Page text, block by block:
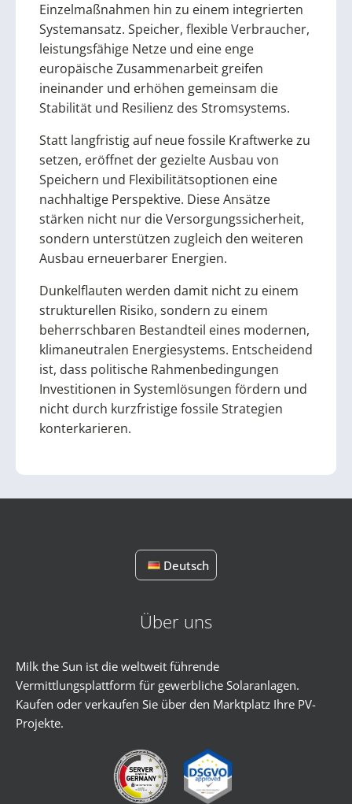
Einzelmaßnahmen hin zu einem integrierten
Systemansatz. Speicher, flexible Verbraucher,
leistungsfähige Netze und eine enge
europäische Zusammenarbeit greifen
ineinander und erhöhen gemeinsam die
Stabilität und Resilienz des Stromsystems.
Statt langfristig auf neue fossile Kraftwerke zu
setzen, eröffnet der gezielte Ausbau von
Speichern und Flexibilitätsoptionen eine
nachhaltige Perspektive. Diese Ansätze
stärken nicht nur die Versorgungssicherheit,
sondern unterstützen zugleich den weiteren
Ausbau erneuerbarer Energien.
Dunkelflauten werden damit nicht zu einem
strukturellen Risiko, sondern zu einem
beherrschbaren Bestandteil eines modernen,
klimaneutralen Energiesystems. Entscheidend
ist, dass politische Rahmenbedingungen
Investitionen in Systemlösungen fördern und
nicht durch kurzfristige fossile Strategien
konterkarieren.
Deutsch
Über uns
Milk the Sun ist die weltweit führende
Vermittlungsplattform für gewerbliche Solaranlagen.
Kaufen oder verkaufen Sie über den Marktplatz Ihre PV-
Projekte.